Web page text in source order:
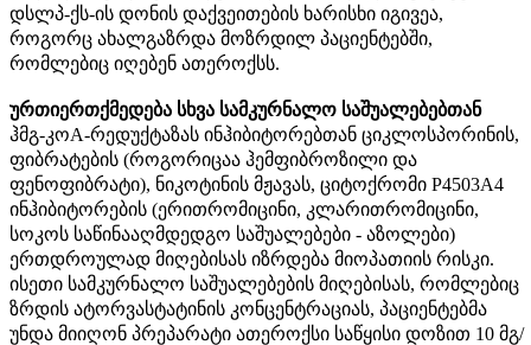
დსლპ-ქს-ის დონის დაქვეითების ხარისხი იგივეა,
როგორც ახალგაზრდა მოზრდილ პაციენტებში,
რომლებიც იღებენ ათეროქსს.
ურთიერთქმედება სხვა სამკურნალო საშუალებებთან
ჰმგ-კოА-რედუქტაზას ინჰიბიტორებთან ციკლოსპორინის,
ფიბრატების (როგორიცაა ჰემფიბროზილი და
ფენოფიბრატი), ნიკოტინის მჟავას, ციტოქრომი P4503A4
ინჰიბიტორების (ერითრომიცინი, კლარითრომიცინი,
სოკოს საწინააღმდედგო საშუალებები - აზოლები)
ერთდროულად მიღებისას იზრდება მიოპათიის რისკი.
ისეთი სამკურნალო საშუალებების მიღებისას, რომლებიც
ზრდის ატორვასტატინის კონცენტრაციას, პაციენტებმა
უნდა მიიღონ პრეპარატი ათეროქსი საწყისი დოზით 10 მგ/